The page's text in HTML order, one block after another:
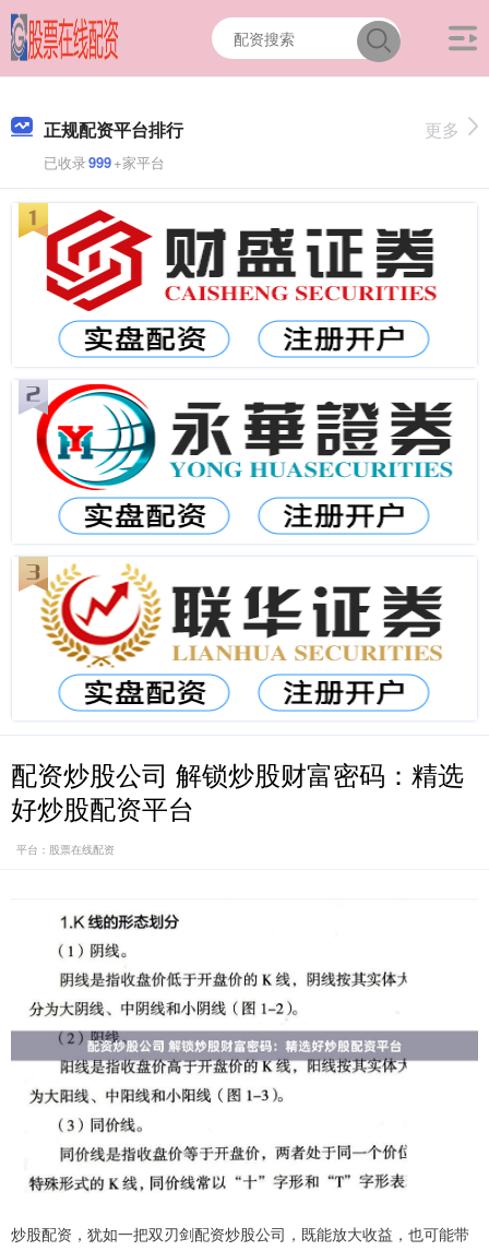
正规配资平台排行
已收录999+家平台
更多
配资炒股公司 解锁炒股财富密码：精选
好炒股配资平台
平台：股票在线配资
炒股配资，犹如一把双刃剑配资炒股公司，既能放大收益，也可能带